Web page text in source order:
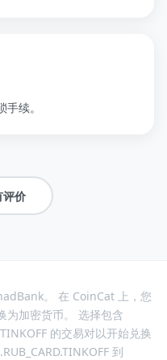
续。
评价
。 在 CoinCat 上，您
为加密货币。 选择包含
的交易对以开始兑换
到